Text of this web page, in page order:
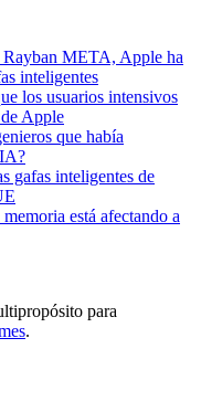
META, Apple ha
inteligentes
los usuarios intensivos
Apple
que había
gafas inteligentes de
está afectando a
para
.